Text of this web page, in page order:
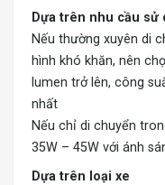
Dựa trên nhu cầu sử
Nếu thường xuyên di
hình khó khăn, nên
lumen trở lên, công
nhất
Nếu chỉ di chuyển
35W – 45W với ánh
Dựa trên loại xe